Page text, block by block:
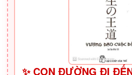
✨ CON ĐƯỜNG ĐI